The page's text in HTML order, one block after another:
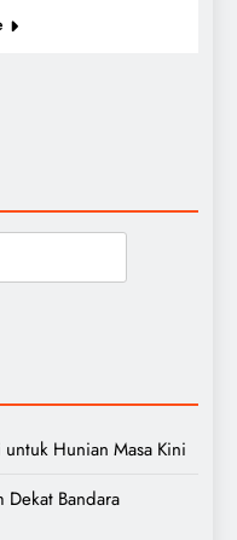
Hunian Masa Kini
Bandara